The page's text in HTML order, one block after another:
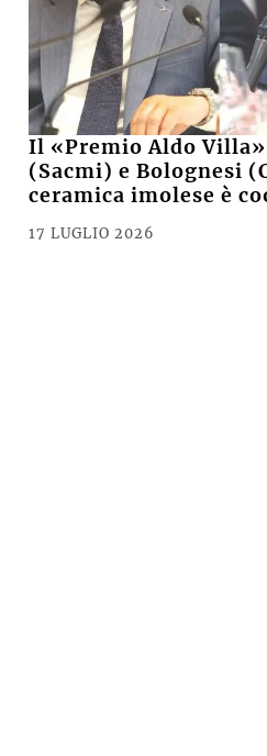
Il «Premio Aldo
(Sacmi) e Bolognesi
ceramica imolese è
17 LUGLIO 2026